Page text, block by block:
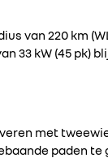
van 220 km
33 kW (45 pk)
met
paden te